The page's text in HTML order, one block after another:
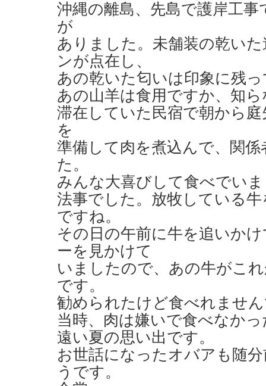
沖縄の離島、先島で護岸工
が
ありました。未舗装の乾い
ンが点在し、
あの乾いた匂いは印象に残
あの山羊は食用ですか、知
滞在していた民宿で朝から
を
準備して肉を煮込んで、関
た。
みんな大喜びして食べでい
法事でした。放牧している
ですね。
その日の午前に牛を追いか
ーを見かけて
いましたので、あの牛がこ
です。
勧められたけど食べれませ
当時、肉は嫌いで食べなか
遠い夏の思い出です。
お世話になったオバアも随
うです。